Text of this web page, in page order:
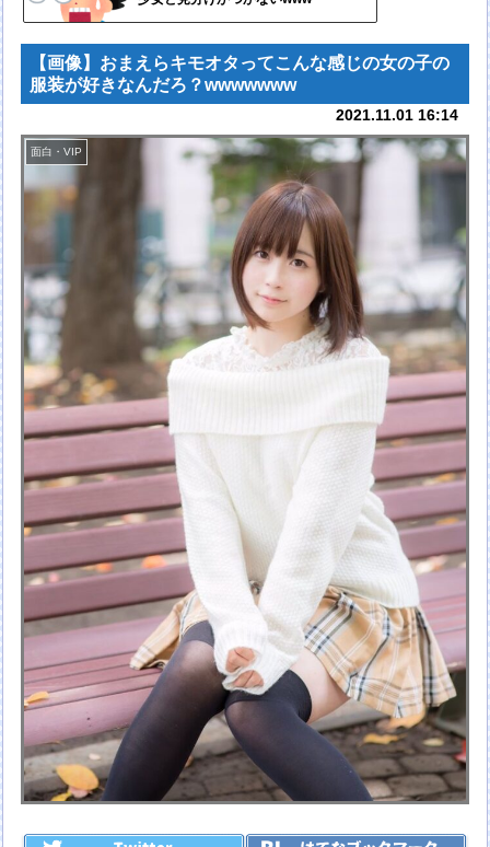
ル
【画像】おまえらキモオタってこんな感じの女の子の
服装が好きなんだろ？wwwwwww
2021.11.01 16:14
面白・VIP